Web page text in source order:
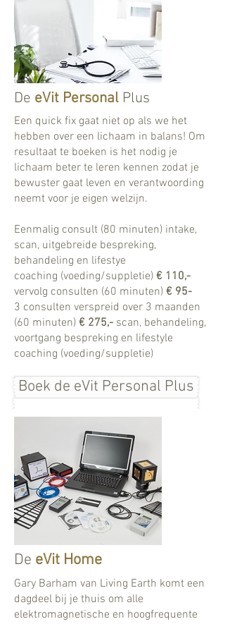
De eVit Personal Plus
Een quick fix gaat niet op als we het
hebben over een lichaam in balans! Om
resultaat te boeken is het nodig je
lichaam beter te leren kennen zodat je
bewuster gaat leven en verantwoording
neemt voor je eigen welzijn.
Eenmalig consult (80 minuten) intake,
scan, uitgebreide bespreking,
behandeling en lifestye
coaching (voeding/suppletie) € 110,-
vervolg consulten (60 minuten) € 95-
3 consulten verspreid over 3 maanden
(60 minuten) € 275,- scan, behandeling,
voortgang bespreking en lifestyle
coaching (voeding/suppletie)
Boek de eVit Personal Plus
De eVit Home
Gary Barham van Living Earth komt een
dagdeel bij je thuis om alle
elektromagnetische en hoogfrequente